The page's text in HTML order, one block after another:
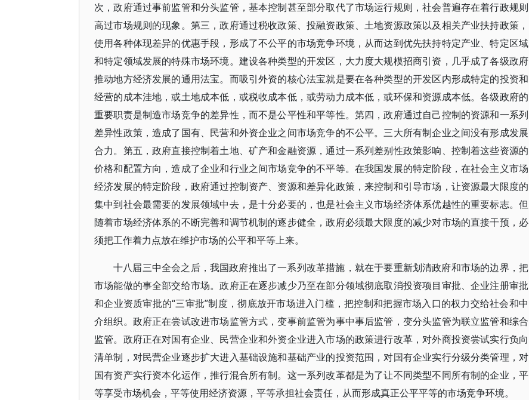
次，政府通过事前监管和分头监管，基本控制甚至部分取代了市场运行规则，社会普遍存在着行政规则
高过市场规则的现象。第三，政府通过税收政策、投融资政策、土地资源政策以及相关产业扶持政策，
使用各种体现差异的优惠手段，形成了不公平的市场竞争环境，从而达到优先扶持特定产业、特定区域
和特定领域发展的特殊市场环境。建设各种类型的开发区，大力度大规模招商引资，几乎成了各级政府
推动地方经济发展的通用法宝。而吸引外资的核心法宝就是要在各种类型的开发区内形成特定的投资和
经营的成本洼地，或土地成本低，或税收成本低，或劳动力成本低，或环保和资源成本低。各级政府的
重要职责是制造市场竞争的差异性，而不是公平性和平等性。第四，政府通过自己控制的资源和一系列
差异性政策，造成了国有、民营和外资企业之间市场竞争的不公平。三大所有制企业之间没有形成发展
合力。第五，政府直接控制着土地、矿产和金融资源，通过一系列差别性政策影响、控制着这些资源的
价格和配置方向，造成了企业和行业之间市场竞争的不平等。在我国发展的特定阶段，在社会主义市场
经济发展的特定阶段，政府通过控制资产、资源和差异化政策，来控制和引导市场，让资源最大限度的
集中到社会最需要的发展领域中去，是十分必要的，也是社会主义市场经济体系优越性的重要标志。但
随着市场经济体系的不断完善和调节机制的逐步健全，政府必须最大限度的减少对市场的直接干预，必
须把工作着力点放在维护市场的公平和平等上来。
十八届三中全会之后，我国政府推出了一系列改革措施，就在于要重新划清政府和市场的边界，把
市场能做的事全部交给市场。政府正在逐步减少乃至在部分领域彻底取消投资项目审批、企业注册审批
和企业资质审批的“三审批”制度，彻底放开市场进入门槛，把控制和把握市场入口的权力交给社会和中
介组织。政府正在尝试改进市场监管方式，变事前监管为事中事后监管，变分头监管为联立监管和综合
监管。政府正在对国有企业、民营企业和外资企业进入市场的政策进行改革，对外商投资尝试实行负向
清单制，对民营企业逐步扩大进入基础设施和基础产业的投资范围，对国有企业实行分级分类管理，对
国有资产实行资本化运作，推行混合所有制。这一系列改革都是为了让不同类型不同所有制的企业，平
等享受市场机会，平等使用经济资源，平等承担社会责任，从而形成真正公平平等的市场竞争环境。